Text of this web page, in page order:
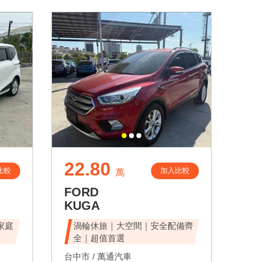
較
庭
22.80 萬 加入比較
FORD
KUGA
渦輪休旅｜大空間｜安全配備齊
全｜超值首選
台中市 / 萬通汽車